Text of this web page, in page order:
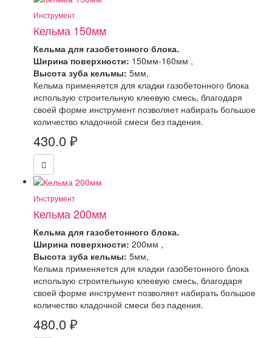
Инструмент
Кельма 150мм
Кельма для газобетонного блока.
Ширина поверхности: 150мм-160мм ,
Высота зуба кельмы: 5мм,
Кельма применяется для кладки газобетонного блока
использую строительную клеевую смесь, благодаря
своей форме инструмент позволяет набирать большое
количество кладочной смеси без падения.
430.0 ₽
Инструмент
Кельма 200мм
Кельма для газобетонного блока.
Ширина поверхности: 200мм ,
Высота зуба кельмы: 5мм,
Кельма применяется для кладки газобетонного блока
использую строительную клеевую смесь, благодаря
своей форме инструмент позволяет набирать большое
количество кладочной смеси без падения.
480.0 ₽